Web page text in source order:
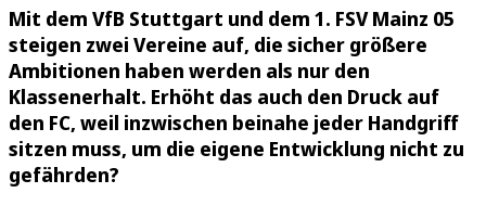
Mit dem VfB Stuttgart und dem 1. FSV Mainz 05
steigen zwei Vereine auf, die sicher größere
Ambitionen haben werden als nur den
Klassenerhalt. Erhöht das auch den Druck auf
den FC, weil inzwischen beinahe jeder Handgriff
sitzen muss, um die eigene Entwicklung nicht zu
gefährden?